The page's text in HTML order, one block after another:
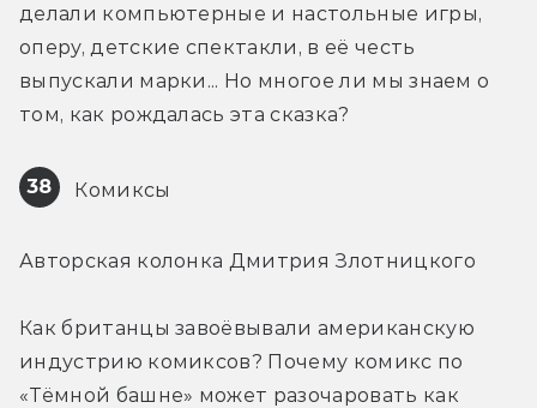
делали компьютерные и настольные игры,
оперу, детские спектакли, в её честь
выпускали марки... Но многое ли мы знаем о
том, как рождалась эта сказка?
38 Комиксы
Авторская колонка Дмитрия Злотницкого
Как британцы завоёвывали американскую
индустрию комиксов? Почему комикс по
«Тёмной башне» может разочаровать как